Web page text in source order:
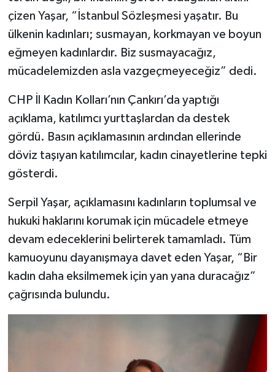
çizen Yaşar, “İstanbul Sözleşmesi yaşatır. Bu
ülkenin kadınları; susmayan, korkmayan ve boyun
eğmeyen kadınlardır. Biz susmayacağız,
mücadelemizden asla vazgeçmeyeceğiz” dedi.
CHP İl Kadın Kolları’nın Çankırı’da yaptığı
açıklama, katılımcı yurttaşlardan da destek
gördü. Basın açıklamasının ardından ellerinde
döviz taşıyan katılımcılar, kadın cinayetlerine tepki
gösterdi.
Serpil Yaşar, açıklamasını kadınların toplumsal ve
hukuki haklarını korumak için mücadele etmeye
devam edeceklerini belirterek tamamladı. Tüm
kamuoyunu dayanışmaya davet eden Yaşar, “Bir
kadın daha eksilmemek için yan yana duracağız”
çağrısında bulundu.